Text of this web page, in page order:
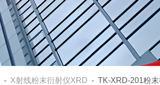
- X射线粉末衍射仪XRD - TK-XRD-201粉